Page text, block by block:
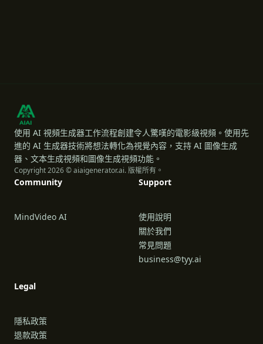
使用 AI 視頻生成器工作流程創建令人驚嘆的電影級視頻。使用先
進的 AI 生成器技術將想法轉化為視覺內容，支持 AI 圖像生成
器、文本生成視頻和圖像生成視頻功能。
Copyright 2026 © aiaigenerator.ai. 版權所有。
Community
MindVideo AI
Support
使用說明
關於我們
常見問題
business@tyy.ai
Legal
隱私政策
退款政策